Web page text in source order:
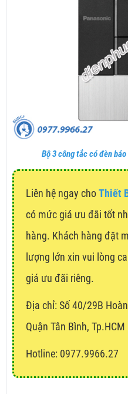
Bộ 3 công tắc có đèn
Liên hệ ngay choThiết
có mức giá ưu đãi tốt
hàng. Khách hàng đặt
lượng lớn xin vui lòng
giá ưu đãi riêng.
Địa chỉ: Số 40/29B
Quận Tân Bình, Tp.HCM
Hotline: 0977.9966.27